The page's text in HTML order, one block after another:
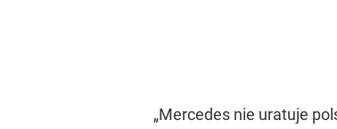
„Mercedes nie uratuje